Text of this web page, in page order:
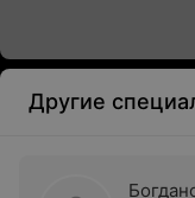
Другие